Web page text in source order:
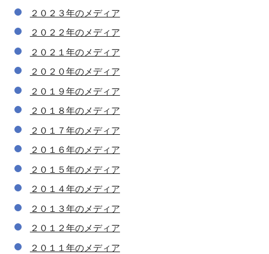
２０２３年のメディア
２０２２年のメディア
２０２１年のメディア
２０２０年のメディア
２０１９年のメディア
２０１８年のメディア
２０１７年のメディア
２０１６年のメディア
２０１５年のメディア
２０１４年のメディア
２０１３年のメディア
２０１２年のメディア
２０１１年のメディア